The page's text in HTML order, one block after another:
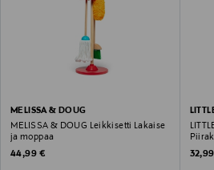
MELISSA & DOUG
MELISSA & DOUG Leikkisetti Lakaise
ja moppaa
Original Price
44,99 €